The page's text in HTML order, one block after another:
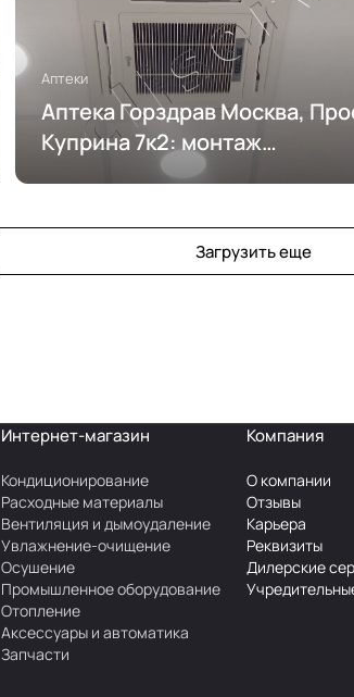
Аптеки
Аптека Горздрав Москва,
Куприна 7к2: монтаж
кондиционирования
Загрузить еще
Интернет-магазин
Кондиционирование
Расходные материалы
Вентиляция и дымоудаление
Увлажнение-очищение
Осушение
Промышленное оборудование
Отопление
Аксессуары и автоматика
Запчасти
Компания
О компании
Отзывы
Карьера
Реквизиты
Дилерские